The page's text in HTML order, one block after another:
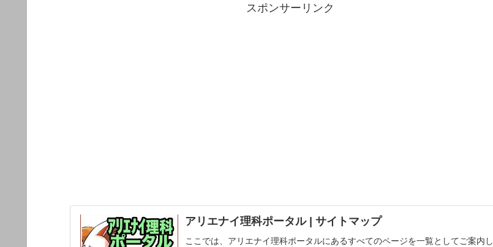
スポンサーリンク
アリエナイ理科ポータル | サイトマップ
ここでは、アリエナイ理科ポータルにあるすべてのページを一覧としてご案内し